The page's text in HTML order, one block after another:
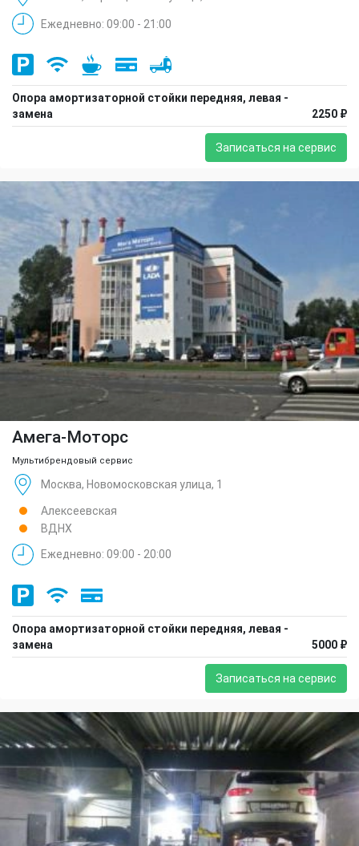
Ежедневно: 09:00 - 21:00
Опора амортизаторной стойки передняя, левая -
замена
2250 ₽
Записаться на сервис
Амега-Моторс
Мультибрендовый сервис
Москва, Новомосковская улица, 1
Алексеевская
ВДНХ
Ежедневно: 09:00 - 20:00
Опора амортизаторной стойки передняя, левая -
замена
5000 ₽
Записаться на сервис